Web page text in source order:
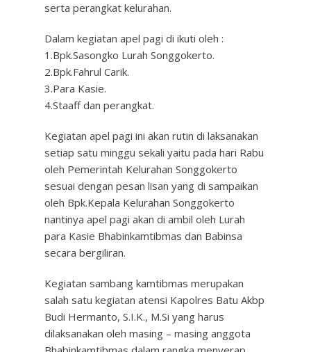
serta perangkat kelurahan.
Dalam kegiatan apel pagi di ikuti oleh :
1.Bpk.Sasongko Lurah Songgokerto.
2.Bpk.Fahrul Carik.
3.Para Kasie.
4.Staaff dan perangkat.
Kegiatan apel pagi ini akan rutin di laksanakan
setiap satu minggu sekali yaitu pada hari Rabu
oleh Pemerintah Kelurahan Songgokerto
sesuai dengan pesan lisan yang di sampaikan
oleh Bpk.Kepala Kelurahan Songgokerto
nantinya apel pagi akan di ambil oleh Lurah
para Kasie Bhabinkamtibmas dan Babinsa
secara bergiliran.
Kegiatan sambang kamtibmas merupakan
salah satu kegiatan atensi Kapolres Batu Akbp
Budi Hermanto, S.I.K., M.Si yang harus
dilaksanakan oleh masing – masing anggota